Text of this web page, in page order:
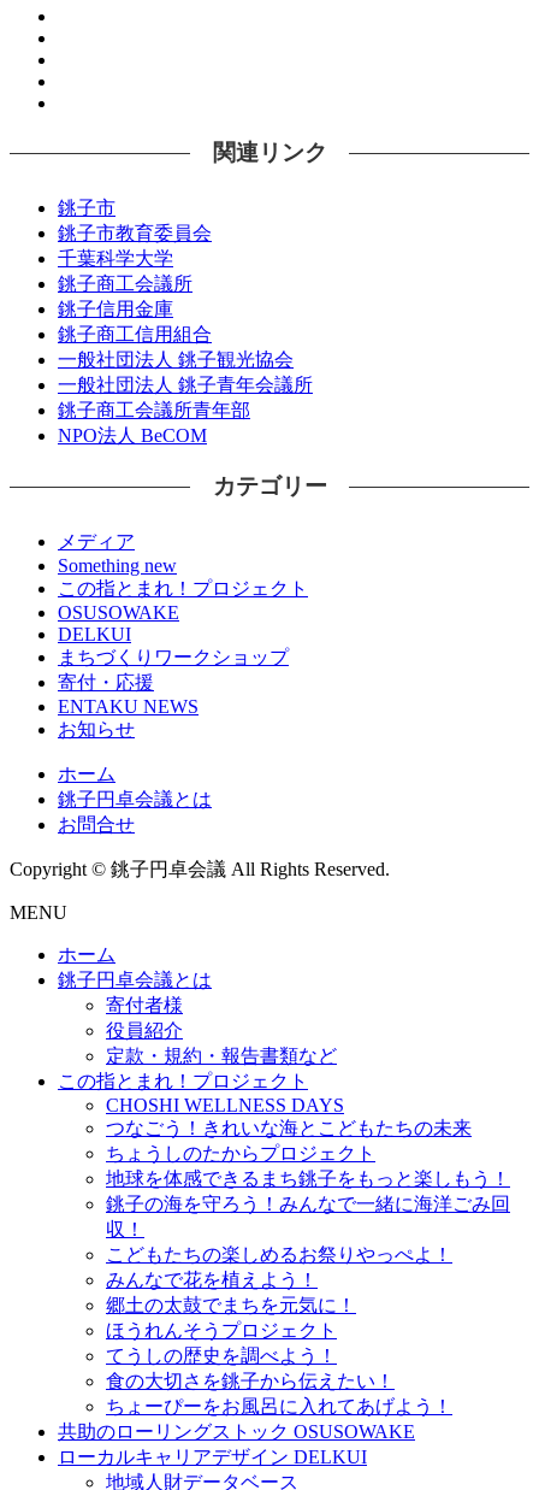
関連リンク
銚子市
銚子市教育委員会
千葉科学大学
銚子商工会議所
銚子信用金庫
銚子商工信用組合
一般社団法人 銚子観光協会
一般社団法人 銚子青年会議所
銚子商工会議所青年部
NPO法人 BeCOM
カテゴリー
メディア
Something new
この指とまれ！プロジェクト
OSUSOWAKE
DELKUI
まちづくりワークショップ
寄付・応援
ENTAKU NEWS
お知らせ
ホーム
銚子円卓会議とは
お問合せ
Copyright © 銚子円卓会議 All Rights Reserved.
MENU
ホーム
銚子円卓会議とは
寄付者様
役員紹介
定款・規約・報告書類など
この指とまれ！プロジェクト
CHOSHI WELLNESS DAYS
つなごう！きれいな海とこどもたちの未来
ちょうしのたからプロジェクト
地球を体感できるまち銚子をもっと楽しもう！
銚子の海を守ろう！みんなで一緒に海洋ごみ回
収！
こどもたちの楽しめるお祭りやっぺよ！
みんなで花を植えよう！
郷土の太鼓でまちを元気に！
ほうれんそうプロジェクト
てうしの歴史を調べよう！
食の大切さを銚子から伝えたい！
ちょーぴーをお風呂に入れてあげよう！
共助のローリングストック OSUSOWAKE
ローカルキャリアデザイン DELKUI
地域人財データベース